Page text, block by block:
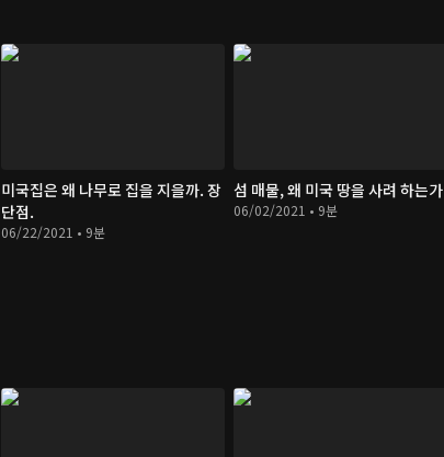
미국집은 왜 나무로 집을 지을까. 장
단점.
06/22/2021 • 9분
섬 매물, 왜 미국 땅을 사려 하는가
06/02/2021 • 9분